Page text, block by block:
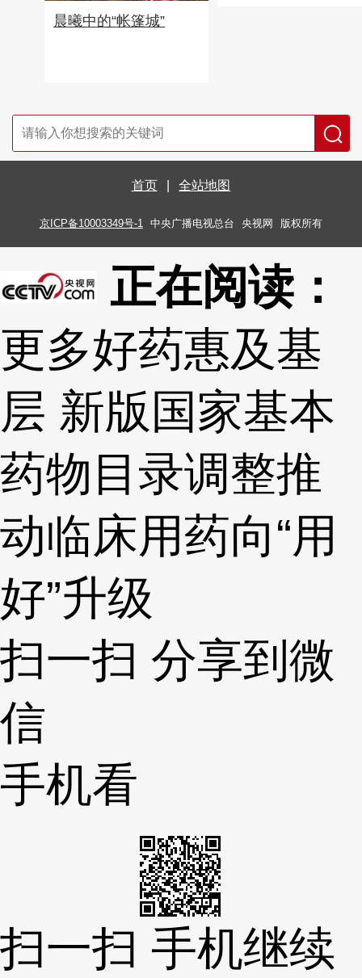
晨曦中的“帐篷城”
首页 全站地图
京ICP备10003349号-1 中央广播电视总台 央视网 版权所有
正在阅读：
更多好药惠及基
层 新版国家基本
药物目录调整推
动临床用药向“用
好”升级
扫一扫 分享到微
信
手机看
扫一扫 手机继续